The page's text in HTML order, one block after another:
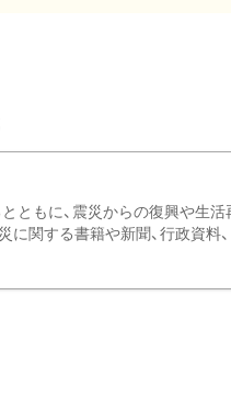
もに、震災からの復興や生活
に関する書籍や新聞、行政資料